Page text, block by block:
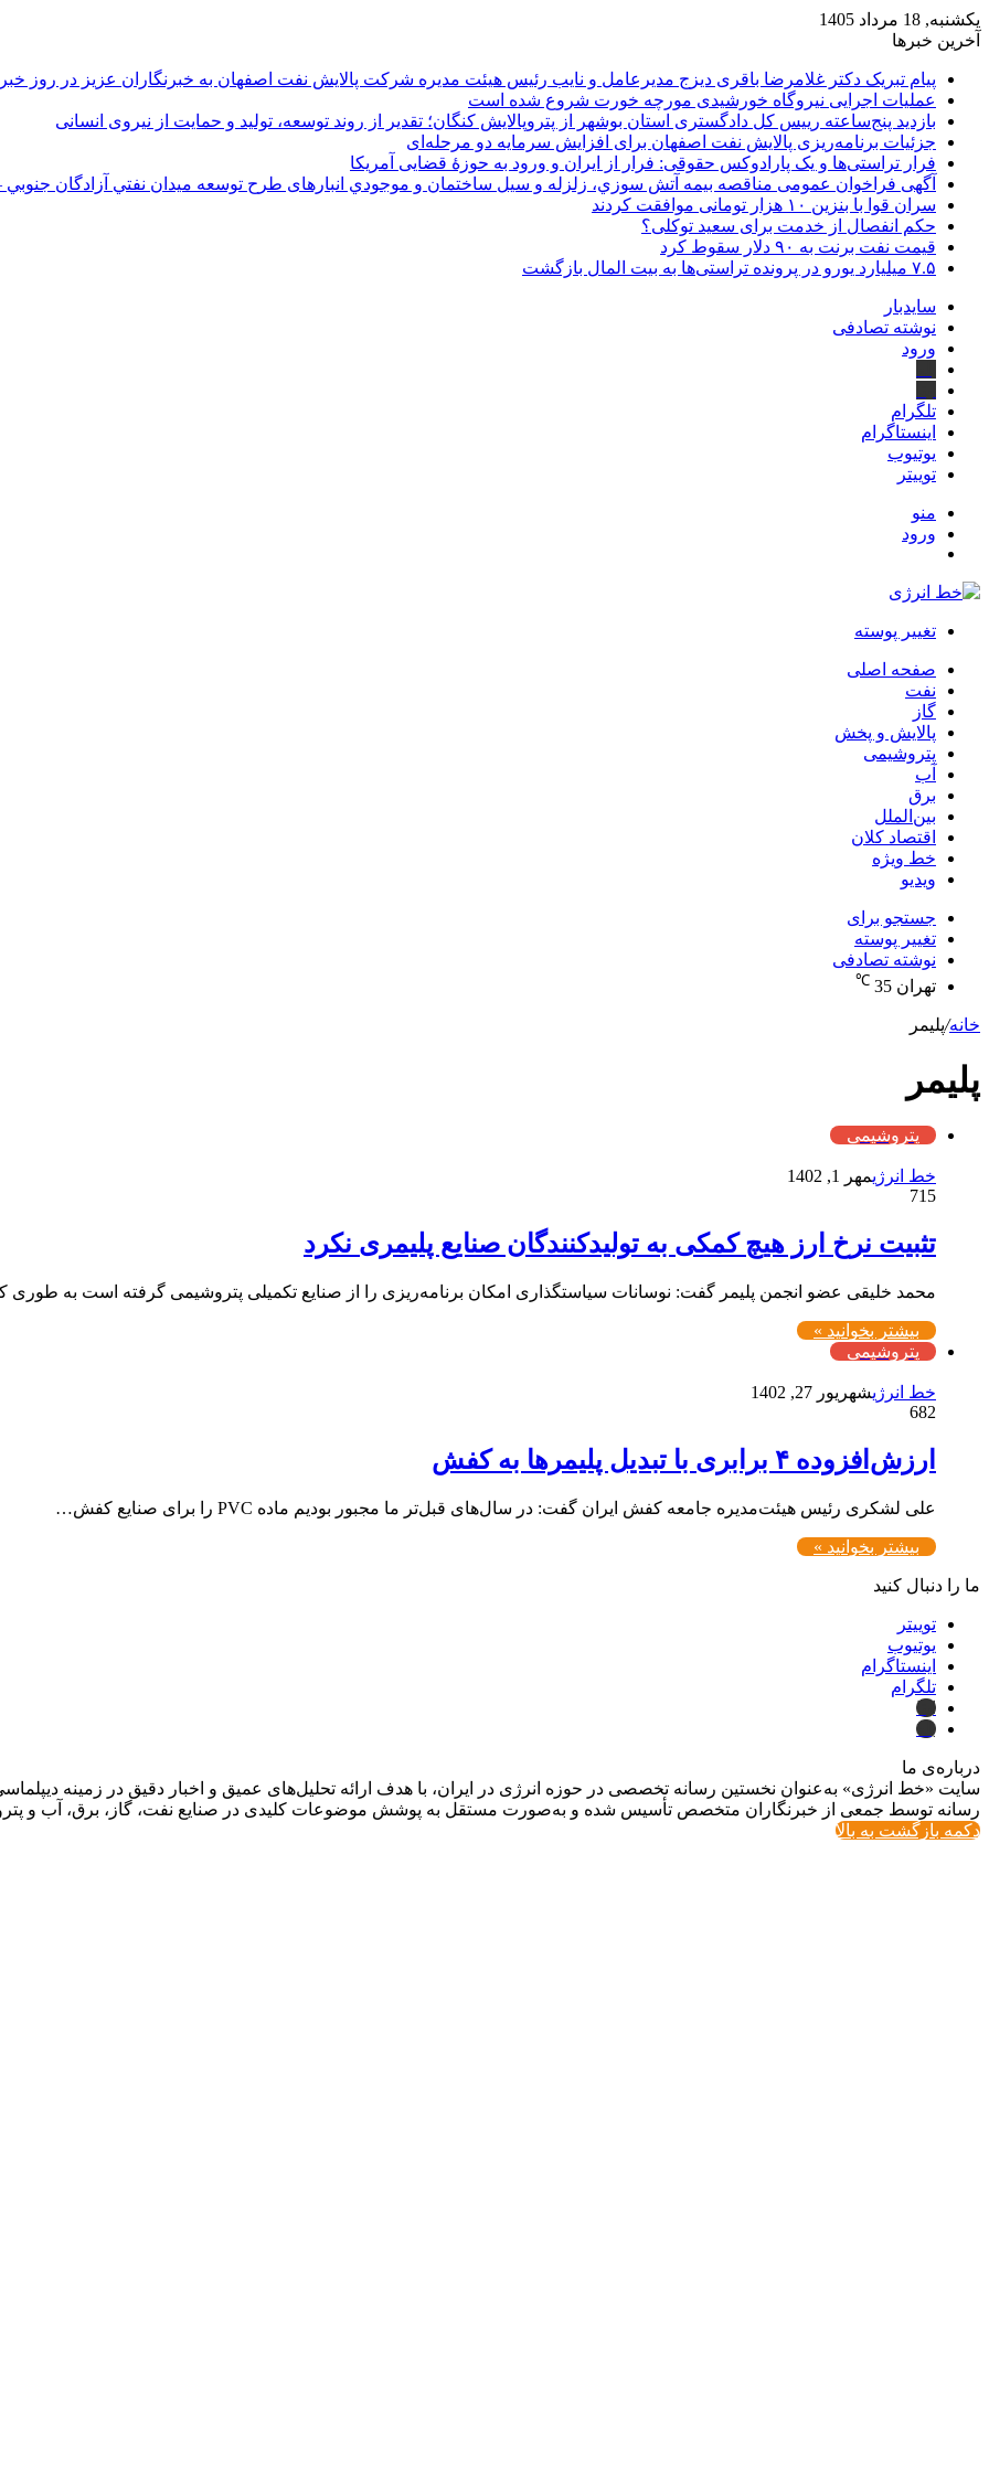
یکشنبه, 18 مرداد 1405
آخرین خبرها
پیام تبریک دکتر غلامرضا باقری دیزج مدیرعامل و نایب رئیس هیئت مدیره شرکت پالایش نفت اصفهان به خبرنگاران عزیز در روز
عملیات اجرایی نیروگاه خورشیدی مورچه خورت شروع شده است
بازدید پنج‌ساعته رییس کل دادگستری استان بوشهر از پتروپالایش کنگان؛ تقدیر از روند توسعه، تولید و حمایت از نیروی انسانی
جزئیات برنامه‌ریزی پالایش نفت اصفهان برای افزایش سرمایه دو مرحله‌ای
فرار تراستی‌ها و یک پارادوکس حقوقی: فرار از ایران و ورود به حوزۀ قضایی آمریکا
آگهی فراخوان عمومی مناقصه بيمه آتش سوزي، زلزله و سیل ساختمان و موجودي انبارهای طرح توسعه ميدان نفتي آزادگان جنوبي
سران قوا با بنزین ۱۰ هزار تومانی موافقت کردند
حکم انفصال از خدمت برای سعید توکلی؟
قیمت نفت برنت به ۹۰ دلار سقوط کرد
۷.۵ میلیارد یورو در پرونده تراستی‌ها به بیت المال بازگشت
سایدبار
نوشته تصادفی
ورود
تلگرام
اینستاگرام
یوتیوب
توییتر
منو
ورود
تغییر پوسته
صفحه اصلی
نفت
گاز
پالایش و پخش
پتروشیمی
آب
برق
بین‌الملل
اقتصاد کلان
خط ویژه
ویدیو
جستجو برای
تغییر پوسته
نوشته تصادفی
تهران 35
℃
خانه/پلیمر
پلیمر
پتروشیمی
خط انرژیمهر 1, 1402
715
تثبیت نرخ ارز هیچ کمکی به تولیدکنندگان صنایع پلیمری نکرد
محمد خلیقی عضو انجمن پلیمر گفت: نوسانات سیاستگذاری امکان برنامه‌ریزی را از صنایع تکمیلی پتروشیمی گرفته است به
بیشتر بخوانید »
پتروشیمی
خط انرژیشهریور 27, 1402
682
ارزش‌افزوده ۴ برابری با تبدیل پلیمرها به کفش
علی لشکری رئیس هیئت‌مدیره جامعه کفش ایران گفت: در سال‌های قبل‌تر ما مجبور بودیم ماده PVC را برای صنایع کفش…
بیشتر بخوانید »
ما را دنبال کنید
توییتر
یوتیوب
اینستاگرام
تلگرام
ایتا
بله
درباره‌ی ما
سایت «خط انرژی» به‌عنوان نخستین رسانه تخصصی در حوزه انرژی در ایران، با هدف ارائه تحلیل‌های عمیق و اخبار دقیق در زمینه
رسانه توسط جمعی از خبرنگاران متخصص تأسیس شده و به‌صورت مستقل به پوشش موضوعات کلیدی در صنایع نفت، گاز، برق، آب و
دکمه بازگشت به بالا